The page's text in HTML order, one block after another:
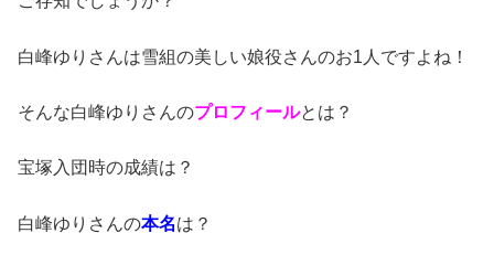
白峰ゆりさんは雪組の美しい娘役さんのお1人ですよね！
そんな白峰ゆりさんのプロフィールとは？
宝塚入団時の成績は？
白峰ゆりさんの本名は？